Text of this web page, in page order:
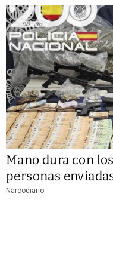
Mano dura con
personas
Narcodiario